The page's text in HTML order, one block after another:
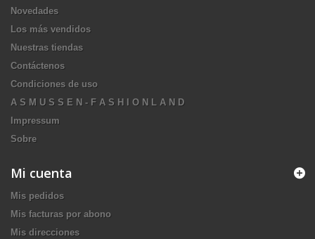
Novedades
Los más vendidos
Nuestras tiendas
Contáctenos
Condiciones de uso
A S M U S S E N - F A S H I O N L A N D
Impressum
Sobre
Mi cuenta
Mis pedidos
Mis facturas por abono
Mis direcciones